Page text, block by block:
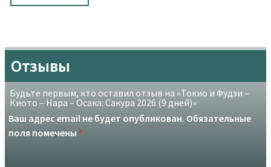
Отзывы
Будьте первым, кто оставил отзыв на «Токио и Фудзи –
Киото – Нара – Осака: Сакура 2026 (9 дней)»
Ваш адрес email не будет опубликован. Обязательные
поля помечены *